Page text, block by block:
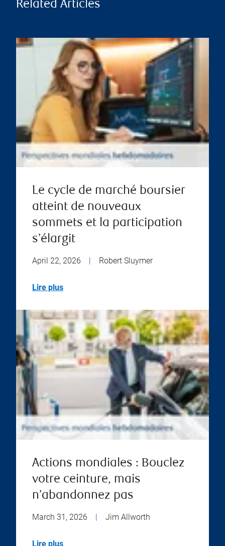
Related Articles
Le cycle de marché boursier
atteint de nouveaux
sommets et la participation
s’élargit
April 22, 2026 Robert Sluymer
Lire plus
Actions mondiales : Bouclez
votre ceinture, mais
n’abandonnez pas
March 31, 2026 | Jim Allworth
Lire plus